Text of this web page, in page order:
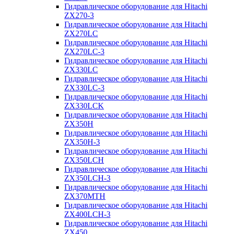
Гидравлическое оборудование для Hitachi
ZX270-3
Гидравлическое оборудование для Hitachi
ZX270LC
Гидравлическое оборудование для Hitachi
ZX270LC-3
Гидравлическое оборудование для Hitachi
ZX330LC
Гидравлическое оборудование для Hitachi
ZX330LC-3
Гидравлическое оборудование для Hitachi
ZX330LCK
Гидравлическое оборудование для Hitachi
ZX350H
Гидравлическое оборудование для Hitachi
ZX350H-3
Гидравлическое оборудование для Hitachi
ZX350LCH
Гидравлическое оборудование для Hitachi
ZX350LCH-3
Гидравлическое оборудование для Hitachi
ZX370MTH
Гидравлическое оборудование для Hitachi
ZX400LCH-3
Гидравлическое оборудование для Hitachi
ZX450